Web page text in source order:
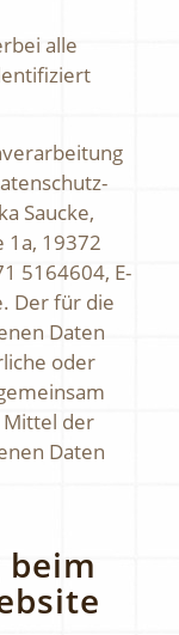
alle
Saucke,
1a, 19372
5164604, E-
Der für die
Daten
oder
Mittel der
Daten
beim